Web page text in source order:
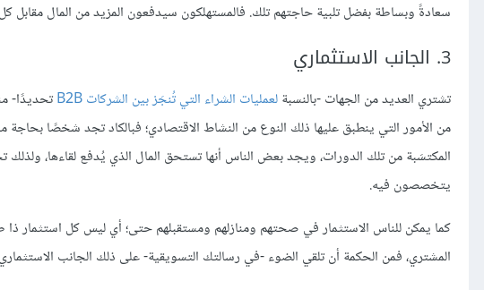
سعادةً وبساطة بفضل تلبية حاجتهم تلك. فالمستهلكون سيدفعون المزيد من المال مقابل
3. الجانب الاستثماري
تشتري العديد من الجهات -بالنسبةلعمليات الشراء التي تُنجَز بين الشركات B2B
تحديدًا-
من الأمور التي ينطبق عليها ذلك النوع من النشاط الاقتصادي؛ فبالكاد تجد شخصًا بحاجة
المكتسَبة من تلك الدورات، ويجد بعض الناس أنها تستحق المال الذي يُدفع لقاءها،
يتخصصون فيه.
كما يمكن للناس الاستثمار في صحتهم ومنازلهم ومستقبلهم حتى؛ أي ليس كل استثمار ذا
المشتري، فمن الحكمة أن تلقي الضوء -في رسالتك التسويقية- على ذلك الجانب